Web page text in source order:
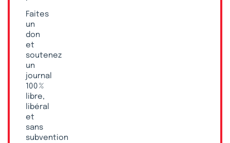
Faites
un
don
et
soutenez
un
journal
100 %
libre,
libéral
et
sans
subvention